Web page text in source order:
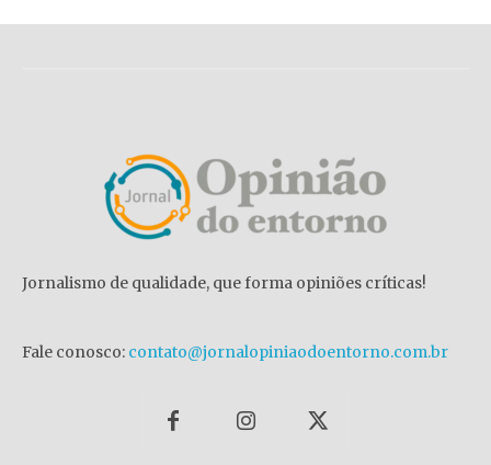
Jornalismo de qualidade, que forma opiniões críticas!
Fale conosco: contato@jornalopiniaodoentorno.com.br